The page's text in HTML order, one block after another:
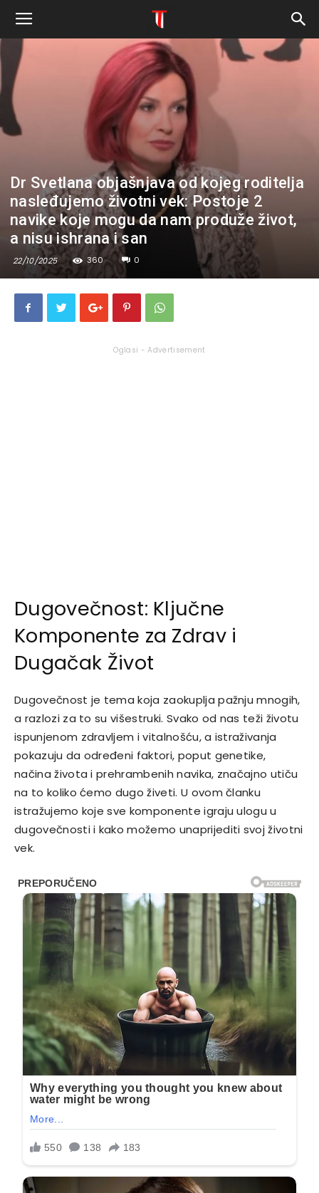
Dr Svetlana objašnjava od kojeg roditelja
nasleđujemo životni vek: Postoje 2
navike koje mogu da nam produže život,
a nisu ishrana i san
22/10/2025 360 0
Oglasi - Advertisement
Dugovečnost: Ključne
Komponente za Zdrav i
Dugačak Život
Dugovečnost je tema koja zaokuplja pažnju mnogih,
a razlozi za to su višestruki. Svako od nas teži životu
ispunjenom zdravljem i vitalnošću, a istraživanja
pokazuju da određeni faktori, poput genetike,
načina života i prehrambenih navika, značajno utiču
na to koliko ćemo dugo živeti. U ovom članku
istražujemo koje sve komponente igraju ulogu u
dugovečnosti i kako možemo unaprijediti svoj životni
vek.